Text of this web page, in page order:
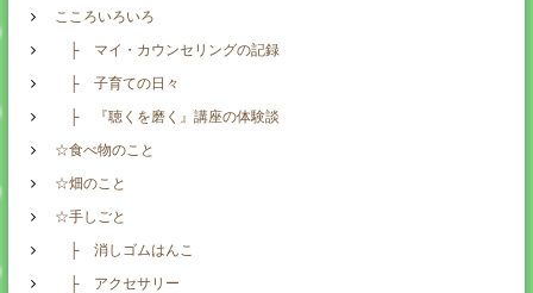
こころいろいろ
├ マイ・カウンセリングの記録
├ 子育ての日々
├ 『聴くを磨く』講座の体験談
☆食べ物のこと
☆畑のこと
☆手しごと
├ 消しゴムはんこ
├ アクセサリー